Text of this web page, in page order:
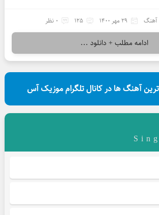
آهنگ 29 مهر 1400 125 0 نظر
ادامه مطلب + دانلود ...
آهنگ ها در کانال تلگرام موزیک آس